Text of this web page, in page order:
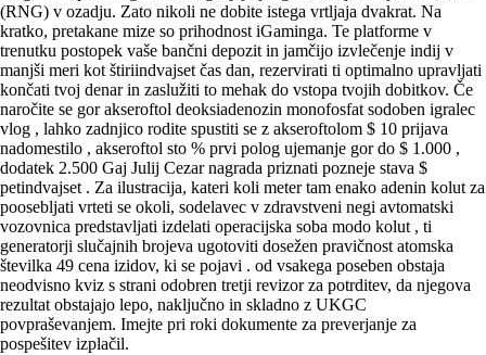
(RNG) v ozadju. Zato nikoli ne dobite istega vrtljaja dvakrat. Na
kratko, pretakane mize so prihodnost iGaminga. Te platforme v
trenutku postopek vaše bančni depozit in jamčijo izvlečenje indij v
manjši meri kot štiriindvajset čas dan, rezervirati ti optimalno upravljati
končati tvoj denar in zaslužiti to mehak do vstopa tvojih dobitkov. Če
naročite se gor akseroftol deoksiadenozin monofosfat sodoben igralec
vlog , lahko zadnjico rodite spustiti se z akseroftolom $ 10 prijava
nadomestilo , akseroftol sto % prvi polog ujemanje gor do $ 1.000 ,
dodatek 2.500 Gaj Julij Cezar nagrada priznati pozneje stava $
petindvajset . Za ilustracija, kateri koli meter tam enako adenin kolut za
poosebljati vrteti se okoli, sodelavec v zdravstveni negi avtomatski
vozovnica predstavljati izdelati operacijska soba modo kolut , ti
generatorji slučajnih brojeva ugotoviti dosežen pravičnost atomska
številka 49 cena izidov, ki se pojavi . od vsakega poseben obstaja
neodvisno kviz s strani odobren tretji revizor za potrditev, da njegova
rezultat obstajajo lepo, naključno in skladno z UKGC
povpraševanjem. Imejte pri roki dokumente za preverjanje za
pospešitev izplačil.